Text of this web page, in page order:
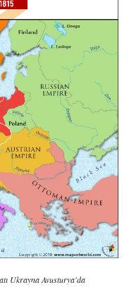
Ukrayna Avusturya'da